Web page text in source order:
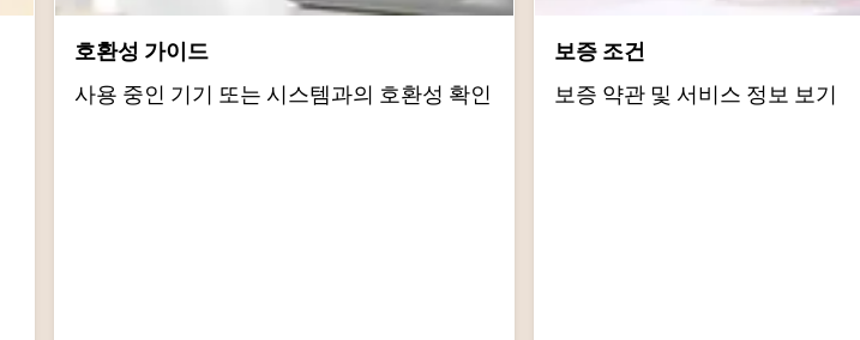
호환성 가이드
사용 중인 기기 또는 시스템과의 호환성 확인
보증 조건
보증 약관 및 서비스 정보 보기